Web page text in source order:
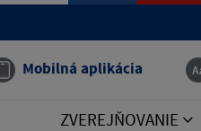
Mobilná aplikácia
ZVEREJŇOVANIE